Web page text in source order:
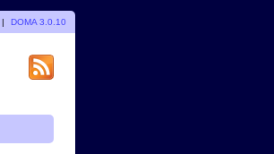
| DOMA 3.0.10